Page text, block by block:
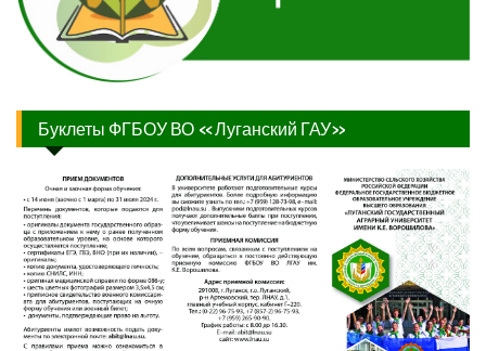
Буклеты ФГБОУ ВО «Луганский ГАУ»